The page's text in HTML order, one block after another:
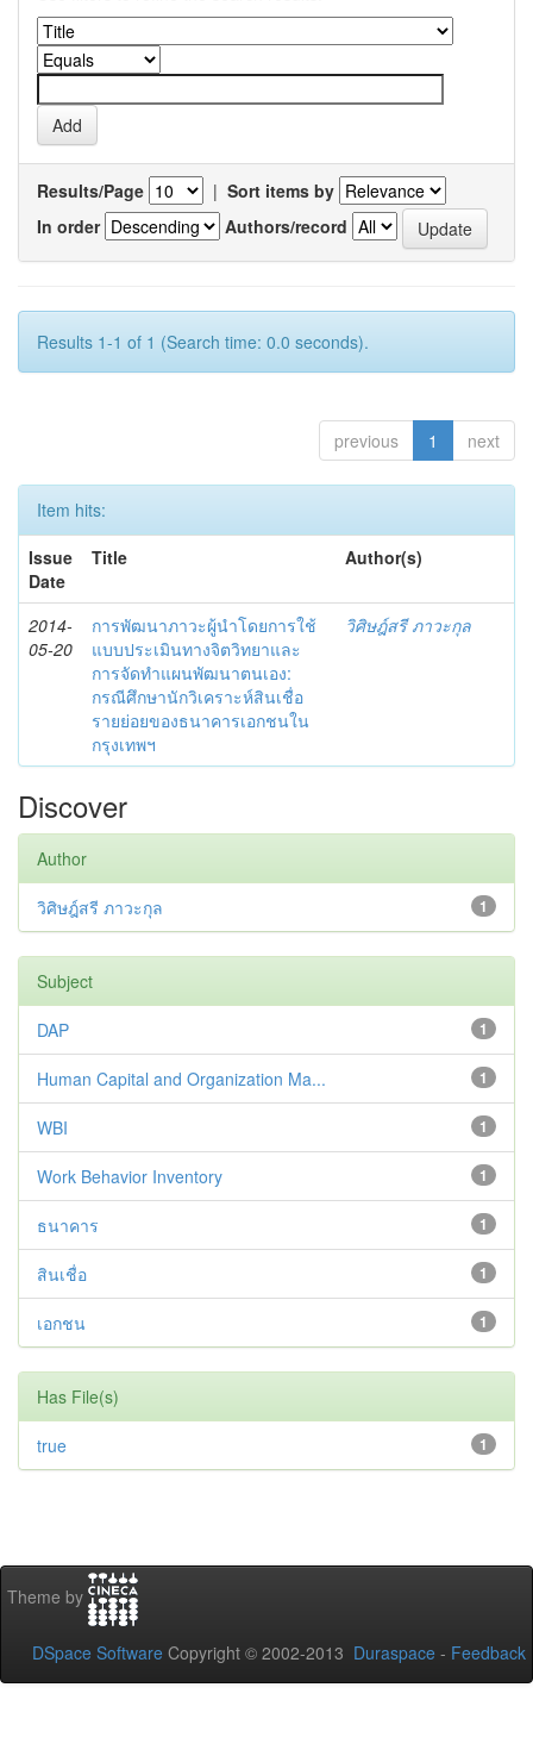
Results/Page | Sort items by
In order
Authors/record
Results 1-1 of 1 (Search time: 0.0 seconds).
previous 1 next
Item hits:
Issue
Date
Title Author(s)
2014-
05-20
การพัฒนาภาวะผู้นำโดยการใช้
แบบประเมินทางจิตวิทยาและ
การจัดทำแผนพัฒนาตนเอง:
กรณีศึกษานักวิเคราะห์สินเชื่อ
รายย่อยของธนาคารเอกชนใน
กรุงเทพฯ
วิศิษฎ์สรี ภาวะกุล
Discover
Author
1
วิศิษฎ์สรี ภาวะกุล
Subject
1
DAP
1
Human Capital and Organization Ma...
1
WBI
1
Work Behavior Inventory
1
ธนาคาร
1
สินเชื่อ
1
เอกชน
Has File(s)
1
true
Theme by
DSpace Software Copyright © 2002-2013 Duraspace - Feedback